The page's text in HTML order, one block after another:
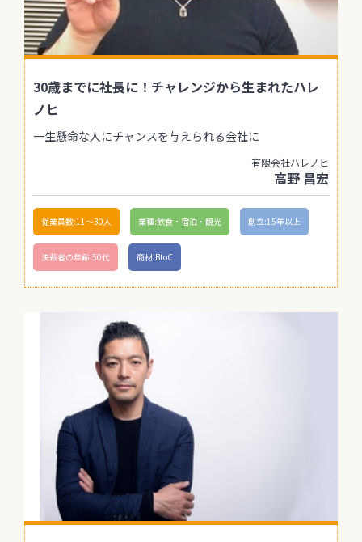
30歳までに社長に！チャレンジから生まれたハレ
ノヒ
一生懸命な人にチャンスを与えられる会社に
有限会社ハレノヒ
高野 昌宏
従業員数:11〜30人 業種:飲食・宿泊・観光 創立:15年以上
決裁者の年齢:50代 商材:BtoC